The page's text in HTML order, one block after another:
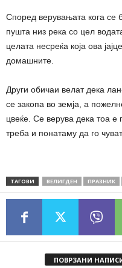
Според верувањата кога се
пушта низ река со цел
целата несреќа која ова
домашните.
Други обичаи велат дека
се закопа во земја, а
цвеќе. Се верува дека тоа е
треба и понатаму да го
ТАГОВИ ВЕЛИГДЕН ПРАЗНИК
ПОВРЗАНИ